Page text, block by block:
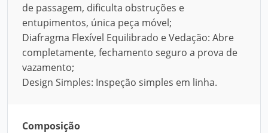
de passagem, dificulta obstruções e
entupimentos, única peça móvel;
Diafragma Flexível Equilibrado e Vedação: Abre
completamente, fechamento seguro a prova de
vazamento;
Design Simples: Inspeção simples em linha.
Composição